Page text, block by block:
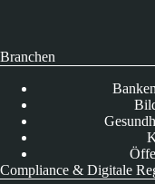
Branchen
Compliance & Digitale